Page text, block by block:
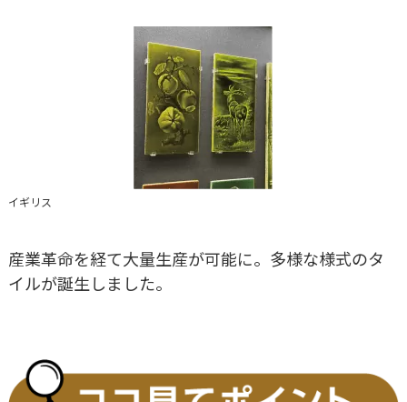
イギリス
産業革命を経て大量生産が可能に。多様な様式のタ
イルが誕生しました。